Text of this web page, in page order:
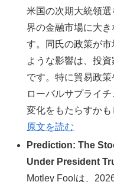
米国の次期大統領
界の金融市場に大
す。同氏の政策が
ような影響は、投
です。特に貿易政
ローバルサプライ
変化をもたらすかも
原文を読む
Prediction: The
Under President
Motley Foolは、